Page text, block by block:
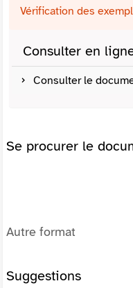
Vérification des
Consulter en
Consulter le
Se procurer le
Autre format
Suggestions